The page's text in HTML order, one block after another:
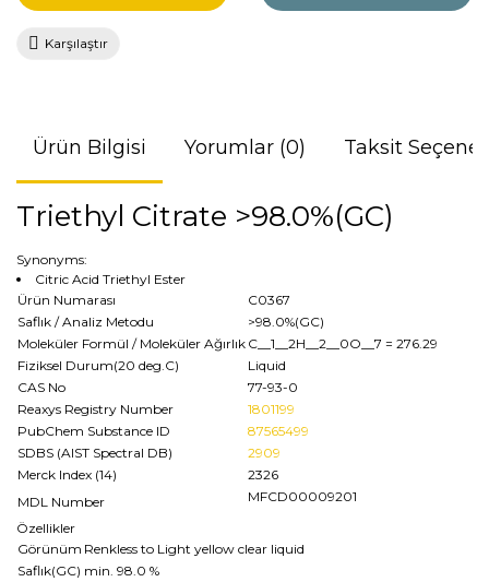
Karşılaştır
Ürün Bilgisi Yorumlar (0) Taksit
Triethyl Citrate >98.0%(GC)
Synonyms:
Citric Acid Triethyl Ester
Ürün Numarası
C0367
Saflık / Analiz Metodu
>98.0%(GC)
Moleküler Formül / Moleküler Ağırlık C__1__2H__2__0O__7 = 276.29
Fiziksel Durum(20 deg.C)
Liquid
CAS No
77-93-0
Reaxys Registry Number
1801199
PubChem Substance ID
87565499
SDBS (AIST Spectral DB)
2909
Merck Index (14)
2326
MDL Number
MFCD00009201
Özellikler
Görünüm Renkless to Light yellow clear liquid
Saflık(GC) min. 98.0 %